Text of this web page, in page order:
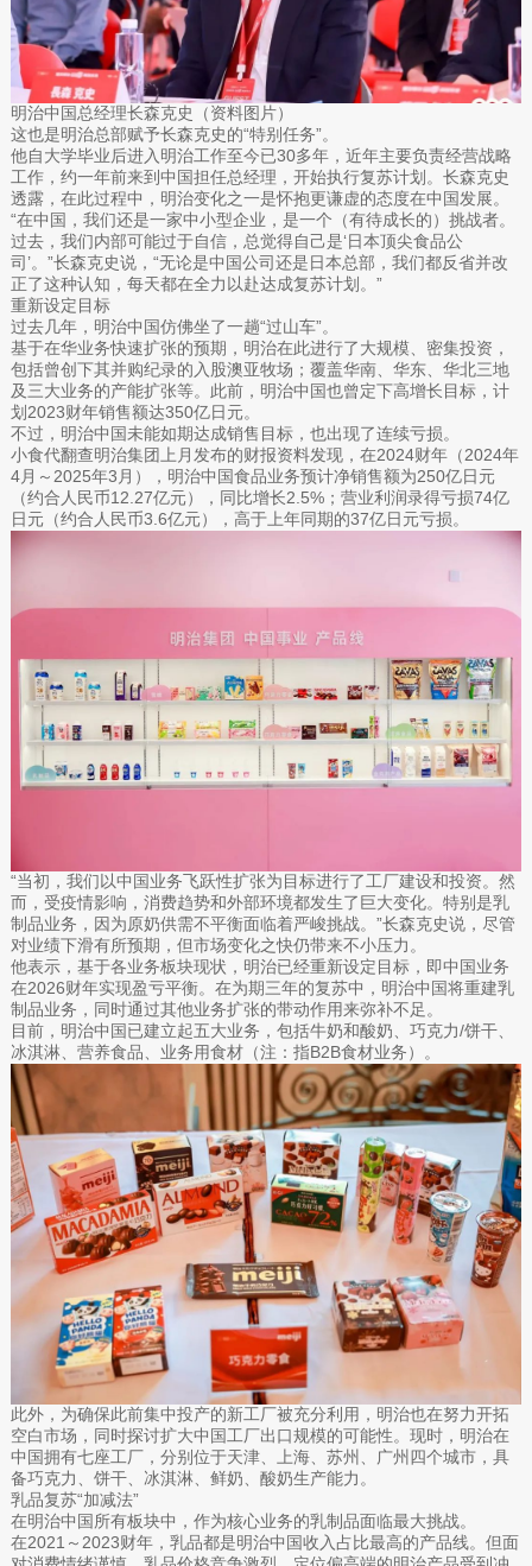
明治中国总经理长森克史（资料图片）
这也是明治总部赋予长森克史的“特别任务”。
他自大学毕业后进入明治工作至今已30多年，近年主要负责经营战略
工作，约一年前来到中国担任总经理，开始执行复苏计划。长森克史
透露，在此过程中，明治变化之一是怀抱更谦虚的态度在中国发展。
“在中国，我们还是一家中小型企业，是一个（有待成长的）挑战者。
过去，我们内部可能过于自信，总觉得自己是‘日本顶尖食品公
司’。”长森克史说，“无论是中国公司还是日本总部，我们都反省并改
正了这种认知，每天都在全力以赴达成复苏计划。”
重新设定目标
过去几年，明治中国仿佛坐了一趟“过山车”。
基于在华业务快速扩张的预期，明治在此进行了大规模、密集投资，
包括曾创下其并购纪录的入股澳亚牧场；覆盖华南、华东、华北三地
及三大业务的产能扩张等。此前，明治中国也曾定下高增长目标，计
划2023财年销售额达350亿日元。
不过，明治中国未能如期达成销售目标，也出现了连续亏损。
小食代翻查明治集团上月发布的财报资料发现，在2024财年（2024年
4月～2025年3月），明治中国食品业务预计净销售额为250亿日元
（约合人民币12.27亿元），同比增长2.5%；营业利润录得亏损74亿
日元（约合人民币3.6亿元），高于上年同期的37亿日元亏损。
“当初，我们以中国业务飞跃性扩张为目标进行了工厂建设和投资。然
而，受疫情影响，消费趋势和外部环境都发生了巨大变化。特别是乳
制品业务，因为原奶供需不平衡面临着严峻挑战。”长森克史说，尽管
对业绩下滑有所预期，但市场变化之快仍带来不小压力。
他表示，基于各业务板块现状，明治已经重新设定目标，即中国业务
在2026财年实现盈亏平衡。在为期三年的复苏中，明治中国将重建乳
制品业务，同时通过其他业务扩张的带动作用来弥补不足。
目前，明治中国已建立起五大业务，包括牛奶和酸奶、巧克力/饼干、
冰淇淋、营养食品、业务用食材（注：指B2B食材业务）。
此外，为确保此前集中投产的新工厂被充分利用，明治也在努力开拓
空白市场，同时探讨扩大中国工厂出口规模的可能性。现时，明治在
中国拥有七座工厂，分别位于天津、上海、苏州、广州四个城市，具
备巧克力、饼干、冰淇淋、鲜奶、酸奶生产能力。
乳品复苏“加减法”
在明治中国所有板块中，作为核心业务的乳制品面临最大挑战。
在2021～2023财年，乳品都是明治中国收入占比最高的产品线。但面